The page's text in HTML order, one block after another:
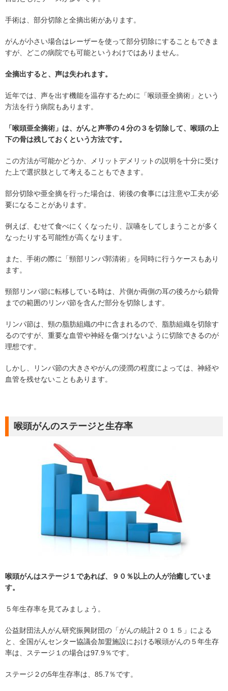
手術は、部分切除と全摘出術があります。
がんが小さい場合はレーザーを使って部分切除にすることもできま
すが、どこの病院でも可能というわけではありません。
全摘出すると、声は失われます。
近年では、声を出す機能を温存するために「喉頭亜全摘術」という
方法を行う病院もあります。
「喉頭亜全摘術」は、がんと声帯の４分の３を切除して、喉頭の上
下の骨は残しておくという方法です。
この方法が可能かどうか、メリットデメリットの説明を十分に受け
た上で選択肢として考えることもできます。
部分切除や亜全摘を行った場合は、術後の食事には注意や工夫が必
要になることがあります。
例えば、むせて食べにくくなったり、誤嚥をしてしまうことが多く
なったりする可能性が高くなります。
また、手術の際に「頸部リンパ郭清術」を同時に行うケースもあり
ます。
頸部リンパ節に転移している時は、片側か両側の耳の後ろから鎖骨
までの範囲のリンパ節を含んだ部分を切除します。
リンパ節は、頸の脂肪組織の中に含まれるので、脂肪組織を切除す
るのですが、重要な血管や神経を傷つけないように切除できるのが
理想です。
しかし、リンパ節の大きさやがんの浸潤の程度によっては、神経や
血管を残せないこともあります。
喉頭がんのステージと生存率
喉頭がんはステージ１であれば、９０％以上の人が治癒していま
す。
５年生存率を見てみましょう。
公益財団法人がん研究振興財団の「がんの統計２０１５」による
と、全国がんセンター協議会加盟施設における喉頭がんの５年生存
率は、ステージ１の場合は97.9％です。
ステージ２の5年生存率は、85.7％です。